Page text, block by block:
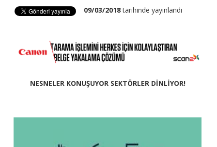
09/03/2018tarihinde yayınlandı
NESNELER KONUŞUYOR SEKTÖRLER DİNLİYOR!